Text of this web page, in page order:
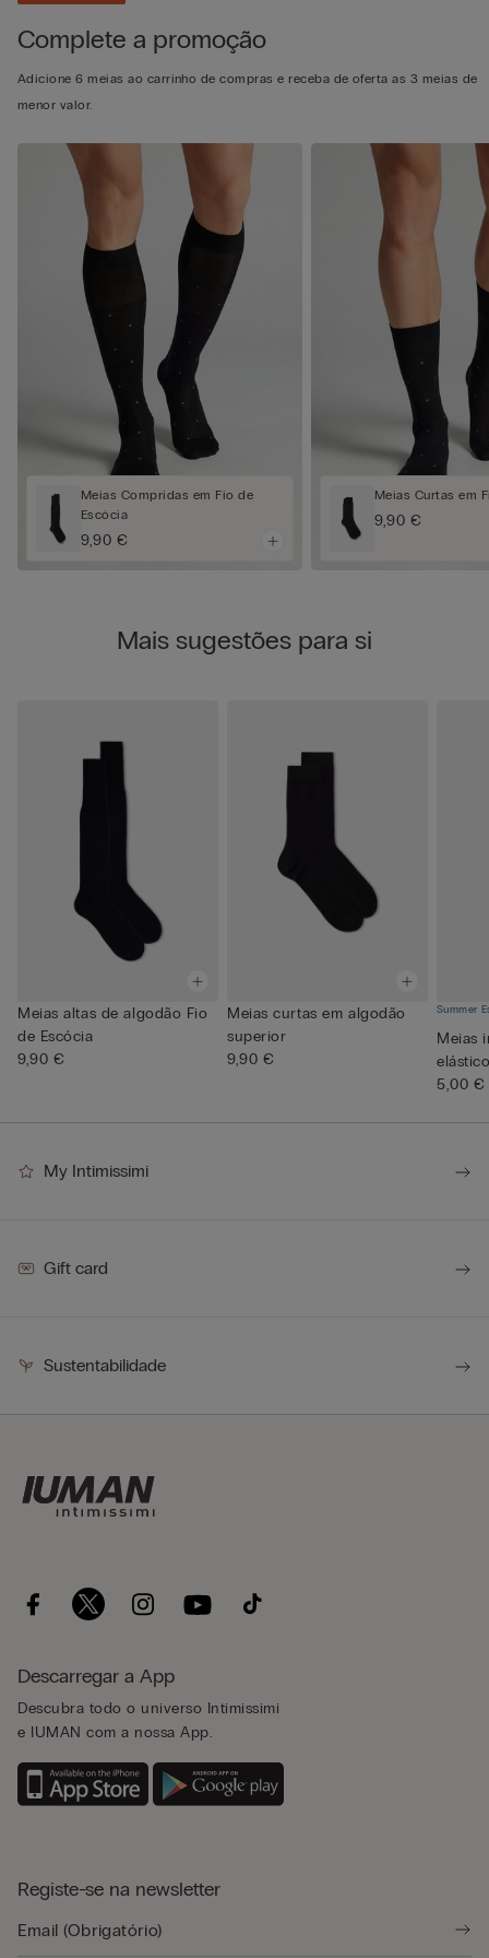
Complete a promoção
Adicione 6 meias ao carrinho de compras e receba de oferta as 3 meias de
menor valor.
Meias Compridas em Fio de
Escócia
9,90 €
Meias Curtas em
9,90 €
Mais sugestões para si
Meias altas de algodão Fio
de Escócia
9,90 €
Meias curtas em algodão
superior
9,90 €
Summer
Meias
5,00 €
My Intimissimi
Gift card
Sustentabilidade
Descarregar a App
Descubra todo o universo Intimissimi
e IUMAN com a nossa App.
Registe-se na newsletter